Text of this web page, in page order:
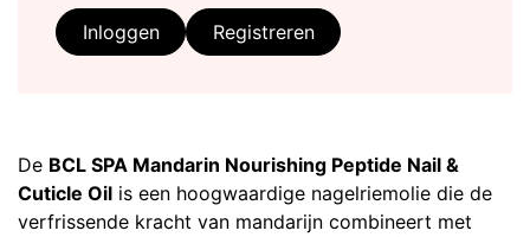
De BCL SPA Mandarin Nourishing Peptide Nail &
Cuticle Oil is een hoogwaardige nagelriemolie die de
verfrissende kracht van mandarijn combineert met
Inloggen Registreren